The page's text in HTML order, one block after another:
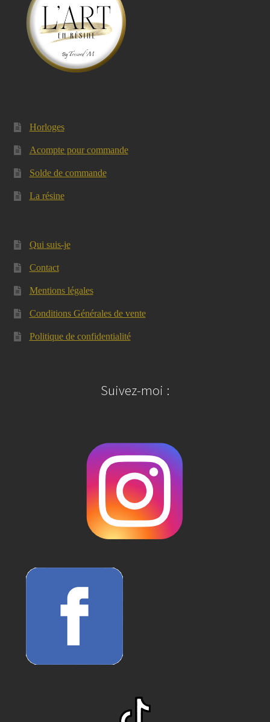
Horloges
Acompte pour commande
Solde de commande
La résine
Qui suis-je
Contact
Mentions légales
Conditions Générales de vente
Politique de confidentialité
Suivez-moi :